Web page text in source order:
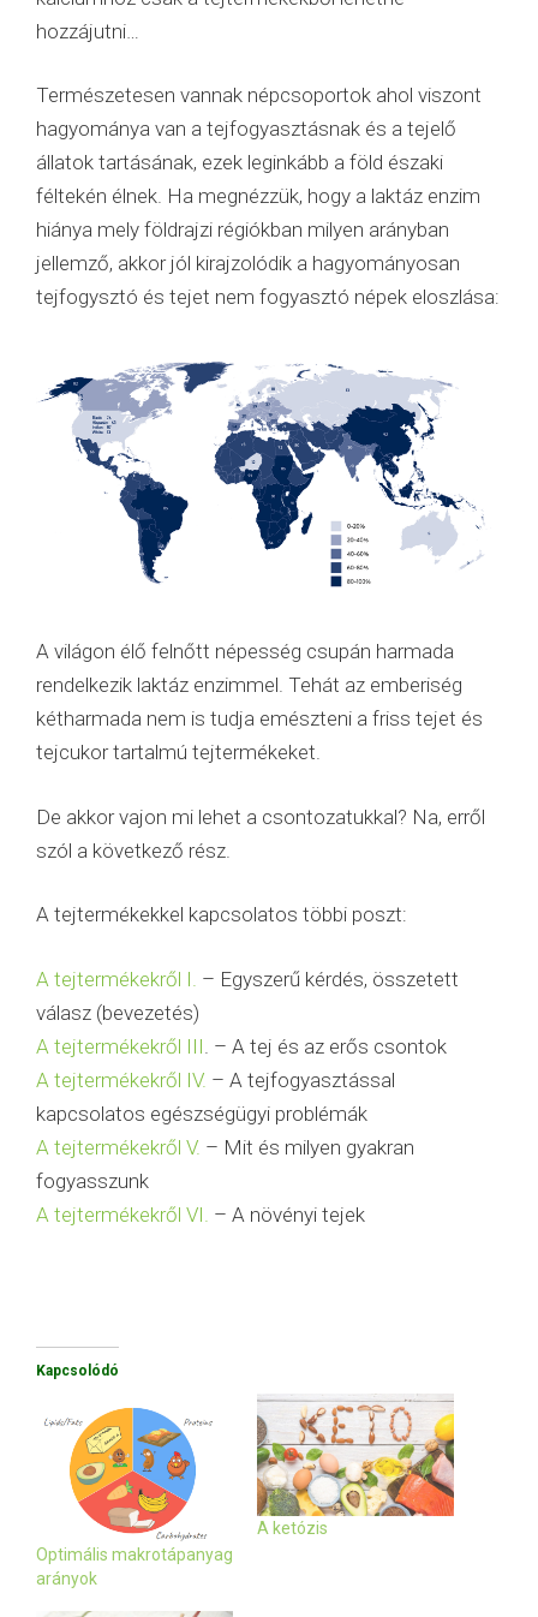
hozzájutni…
Természetesen vannak népcsoportok ahol viszont
hagyománya van a tejfogyasztásnak és a tejelő
állatok tartásának, ezek leginkább a föld északi
féltekén élnek. Ha megnézzük, hogy a laktáz enzim
hiánya mely földrajzi régiókban milyen arányban
jellemző, akkor jól kirajzolódik a hagyományosan
tejfogysztó és tejet nem fogyasztó népek eloszlása:
A világon élő felnőtt népesség csupán harmada
rendelkezik laktáz enzimmel. Tehát az emberiség
kétharmada nem is tudja emészteni a friss tejet és
tejcukor tartalmú tejtermékeket.
De akkor vajon mi lehet a csontozatukkal? Na, erről
szól a következő rész.
A tejtermékekkel kapcsolatos többi poszt:
A tejtermékekről I. – Egyszerű kérdés, összetett
válasz (bevezetés)
A tejtermékekről III . – A tej és az erős csontok
A tejtermékekről IV. – A tejfogyasztással
kapcsolatos egészségügyi problémák
A tejtermékekről V. – Mit és milyen gyakran
fogyasszunk
A tejtermékekről VI. – A növényi tejek
Kapcsolódó
Optimális makrotápanyag
arányok
A ketózis